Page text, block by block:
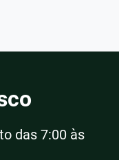
das 7:00 às